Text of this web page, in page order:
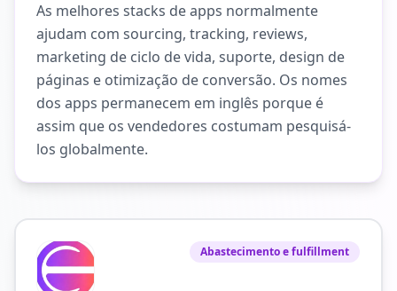
As melhores stacks de apps normalmente
ajudam com sourcing, tracking, reviews,
marketing de ciclo de vida, suporte, design de
páginas e otimização de conversão. Os nomes
dos apps permanecem em inglês porque é
assim que os vendedores costumam pesquisá-
los globalmente.
Abastecimento e fulfillment